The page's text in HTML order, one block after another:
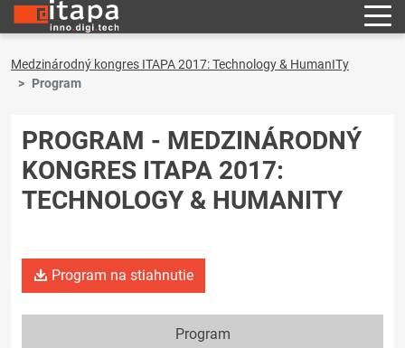
Medzinárodný kongres ITAPA 2017: Technology & HumanITy
Program
PROGRAM - MEDZINÁRODNÝ
KONGRES ITAPA 2017:
TECHNOLOGY & HUMANITY
Program na stiahnutie
Program